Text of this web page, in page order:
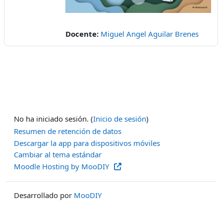
Vídeo
Docente: Miguel Angel Aguilar Brenes
No ha iniciado sesión. (Inicio de sesión)
Resumen de retención de datos
Descargar la app para dispositivos móviles
Cambiar al tema estándar
Moodle Hosting by MooDIY
Desarrollado por MooDIY